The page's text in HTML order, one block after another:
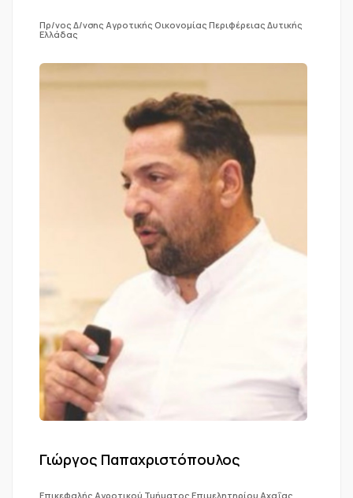
Πρ/νος Δ/νσης Αγροτικής Οικονομίας Περιφέρειας Δυτικής
Ελλάδας
Γιώργος Παπαχριστόπουλος
Επικεφαλής Αγροτικού Τμήματος Επιμελητηρίου Αχαΐας